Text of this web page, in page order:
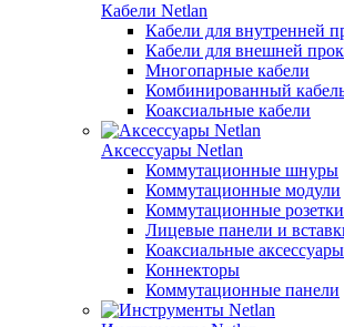
Кабели Netlan
Кабели для внутренней
Кабели для внешней
Многопарные кабели
Комбинированный
Коаксиальные кабели
Аксессуары Netlan
Коммутационные шнуры
Коммутационные модули
Коммутационные
Лицевые панели и
Коаксиальные аксессуары
Коннекторы
Коммутационные панели